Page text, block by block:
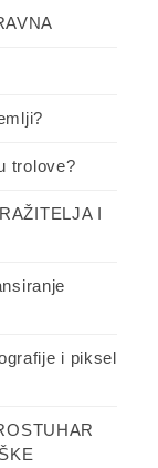
trolove?
I
i piksel